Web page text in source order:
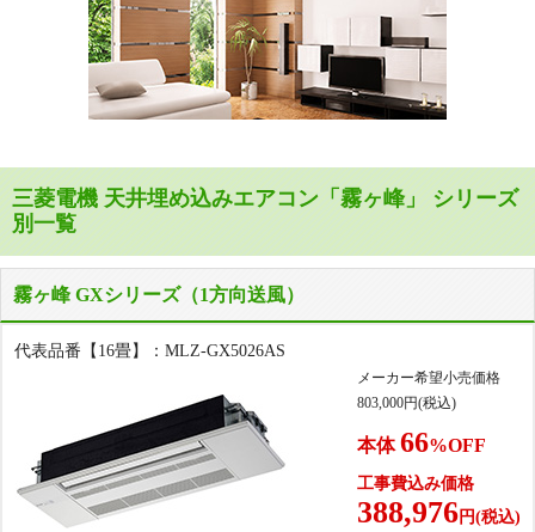
三菱電機 天井埋め込みエアコン「霧ヶ峰」 シリーズ
別一覧
霧ヶ峰 GXシリーズ（1方向送風）
代表品番【16畳】：MLZ-GX5026AS
メーカー希望小売価格
803,000円(税込)
本体66%OFF
工事費込み価格
388,976 円(税込)